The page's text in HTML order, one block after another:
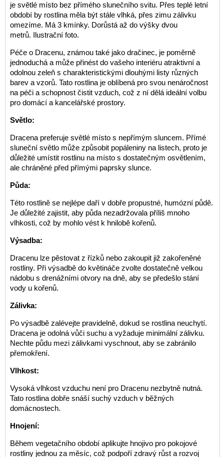
je světlé místo bez přímého slunečního svitu. Přes teplé letní
období by rostlina měla být stále vlhká, přes zimu zálivku
omezíme. Má 3 kmínky. Dorůstá až do výšky dvou
metrů. Ilustrační foto.
Péče o Dracenu, známou také jako dračinec, je poměrně
jednoduchá a může přinést do vašeho interiéru atraktivní a
odolnou zeleň s charakteristickými dlouhými listy různých
barev a vzorů. Tato rostlina je oblíbená pro svou nenáročnost
na péči a schopnost čistit vzduch, což z ní dělá ideální volbu
pro domácí a kancelářské prostory.
Světlo:
Dracena preferuje světlé místo s nepřímým sluncem. Přímé
sluneční světlo může způsobit popáleniny na listech, proto je
důležité umístit rostlinu na místo s dostatečným osvětlením,
ale chráněné před přímými paprsky slunce.
Půda:
Této rostlině se nejlépe daří v dobře propustné, humózní půdě.
Je důležité zajistit, aby půda nezadržovala příliš mnoho
vlhkosti, což by mohlo vést k hnilobě kořenů.
Výsadba:
Dracenu lze pěstovat z řízků nebo zakoupit již zakořeněné
rostliny. Při výsadbě do květináče zvolte dostatečně velkou
nádobu s drenážními otvory na dně, aby se předešlo stání
vody u kořenů.
Zálivka:
Po výsadbě zalévejte pravidelně, dokud se rostlina neuchytí.
Dracena je odolná vůči suchu a vyžaduje minimální zálivku.
Nechte půdu mezi zálivkami vyschnout, aby se zabránilo
přemokření.
Vlhkost:
Vysoká vlhkost vzduchu není pro Dracenu nezbytně nutná.
Tato rostlina dobře snáší suchý vzduch v běžných
domácnostech.
Hnojení:
Během vegetačního období aplikujte hnojivo pro pokojové
rostliny jednou za měsíc, což podpoří zdravý růst a rozvoj